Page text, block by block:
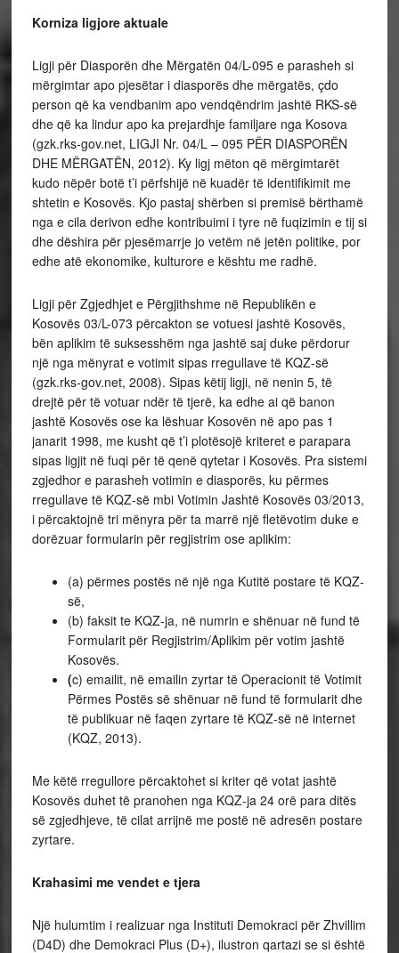
Korniza ligjore aktuale
Ligji për Diasporën dhe Mërgatën 04/L-095 e parasheh si
mërgimtar apo pjesëtar i diasporës dhe mërgatës, çdo
person që ka vendbanim apo vendqëndrim jashtë RKS-së
dhe që ka lindur apo ka prejardhje familjare nga Kosova
(gzk.rks-gov.net, LIGJI Nr. 04/L – 095 PËR DIASPORËN
DHE MËRGATËN, 2012). Ky ligj mëton që mërgimtarët
kudo nëpër botë t’i përfshijë në kuadër të identifikimit me
shtetin e Kosovës. Kjo pastaj shërben si premisë bërthamë
nga e cila derivon edhe kontribuimi i tyre në fuqizimin e tij si
dhe dëshira për pjesëmarrje jo vetëm në jetën politike, por
edhe atë ekonomike, kulturore e kështu me radhë.
Ligji për Zgjedhjet e Përgjithshme në Republikën e
Kosovës 03/L-073 përcakton se votuesi jashtë Kosovës,
bën aplikim të suksesshëm nga jashtë saj duke përdorur
një nga mënyrat e votimit sipas rregullave të KQZ-së
(gzk.rks-gov.net, 2008). Sipas këtij ligji, në nenin 5, të
drejtë për të votuar ndër të tjerë, ka edhe ai që banon
jashtë Kosovës ose ka lëshuar Kosovën në apo pas 1
janarit 1998, me kusht që t’i plotësojë kriteret e parapara
sipas ligjit në fuqi për të qenë qytetar i Kosovës. Pra sistemi
zgjedhor e parasheh votimin e diasporës, ku përmes
rregullave të KQZ-së mbi Votimin Jashtë Kosovës 03/2013,
i përcaktojnë tri mënyra për ta marrë një fletëvotim duke e
dorëzuar formularin për regjistrim ose aplikim:
(a) përmes postës në një nga Kutitë postare të KQZ-
së,
(b) faksit te KQZ-ja, në numrin e shënuar në fund të
Formularit për Regjistrim/Aplikim për votim jashtë
Kosovës.
(c) emailit, në emailin zyrtar të Operacionit të Votimit
Përmes Postës së shënuar në fund të formularit dhe
të publikuar në faqen zyrtare të KQZ-së në internet
(KQZ, 2013).
Me këtë rregullore përcaktohet si kriter që votat jashtë
Kosovës duhet të pranohen nga KQZ-ja 24 orë para ditës
së zgjedhjeve, të cilat arrijnë me postë në adresën postare
zyrtare.
Krahasimi me vendet e tjera
Një hulumtim i realizuar nga Instituti Demokraci për Zhvillim
(D4D) dhe Demokraci Plus (D+), ilustron qartazi se si është